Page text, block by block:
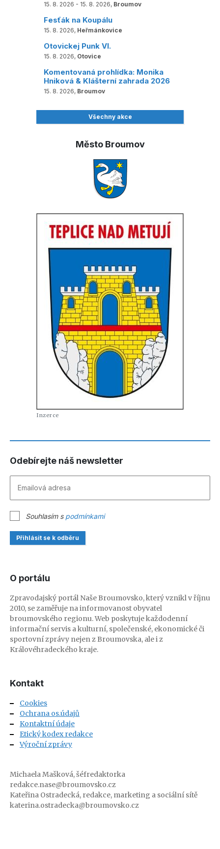
15. 8. 2026 - 15. 8. 2026, Broumov
Fesťák na Koupálu
15. 8. 2026, Heřmánkovice
Otovickej Punk VI.
15. 8. 2026, Otovice
Komentovaná prohlídka: Monika
Hniková & Klášterní zahrada 2026
15. 8. 2026, Broumov
Všechny akce
Město Broumov
Odebírejte náš newsletter
Souhlasím s podmínkami
Přihlásit se k odběru
O portálu
Zpravodajský portál Naše Broumovsko, který vznikl v říjnu
2010, se zaměřuje na informovanost obyvatel
broumovského regionu. Web poskytuje každodenní
informační servis a kulturní, společenské, ekonomické či
sportovní zprávy nejen z Broumovska, ale i z
Královéhradeckého kraje.
Kontakt
Cookies
Ochrana os.údajů
Kontaktní údaje
Etický kodex redakce
Výroční zprávy
Michaela Mašková, šéfredaktorka
redakce.nase@broumovsko.cz
Kateřina Ostradecká, redakce, marketing a sociální sítě
katerina.ostradecka@broumovsko.cz